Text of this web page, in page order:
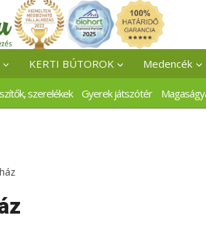
KERTI BÚTOROK Medencék
szerelékek Gyerek játszótér